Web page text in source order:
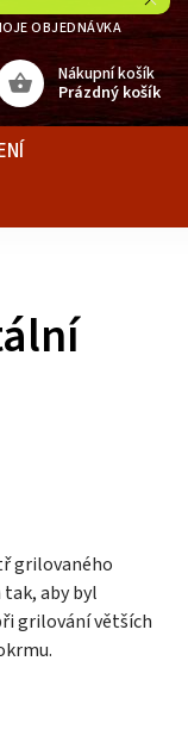
OBJEDNÁVKA
Nákupní košík
Prázdný košík
grilovaného
aby byl
grilování větších